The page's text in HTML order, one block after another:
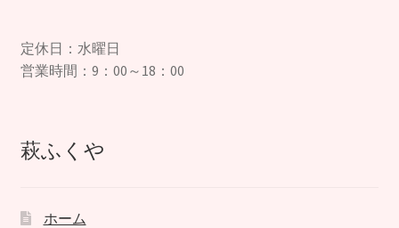
定休日：水曜日
営業時間：9：00～18：00
萩ふくや
ホーム